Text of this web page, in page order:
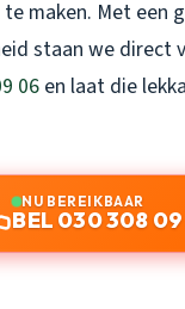
maken. Met een
staan we direct
06 en laat die
NU BEREIKBAAR
BEL 030 308